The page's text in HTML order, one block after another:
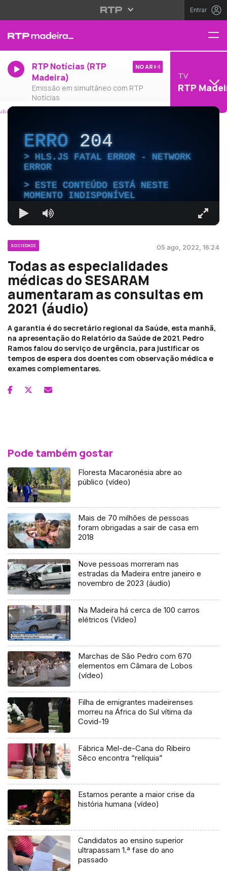
Entrar
RTP Notícias (RTP
Madeira)
Emissão em simultâneo com RTP
Notícias
NO AR
TV
RTP
ERRO204
HLS.JS FATAL ERROR - NETWORK
ERROR
ESTE CONTEÚDO ESTÁ NESTE
MOMENTO INDISPONÍVEL
SOCIEDADE 05 ago, 2022, 16:24
Todas as especialidades
médicas do SESARAM
aumentaram as consultas em
2021 (áudio)
A garantia é do secretário regional da Saúde, esta manhã,
na apresentação do Relatório da Saúde de 2021. Pedro
Ramos falou do serviço de urgência, para justificar os
tempos de espera dos doentes com observação médica e
exames complementares.
Pode também gostar
Floresta Macaronésia abre ao
público (vídeo)
Mais de 70 milhões de pessoas
foram obrigadas a sair de casa em
2018
Nove pessoas morreram nas
estradas da Madeira entre janeiro e
novembro de 2023 (áudio)
Na Madeira há cerca de 100 carros
elétricos (Vídeo)
Marchas de São Pedro com 670
elementos em Câmara de Lobos
(vídeo)
Filha de emigrantes madeirenses
morreu na África do Sul vítima da
Covid-19
Fábrica Mel-de-Cana do Ribeiro
Sêco encontra “relíquia”
Estamos perante a maior crise da
história humana (vídeo)
Candidatos ao ensino superior
ultrapassam 1.ª fase do ano
passado